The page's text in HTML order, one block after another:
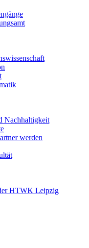
Nachhaltigkeit
werden
HTWK Leipzig